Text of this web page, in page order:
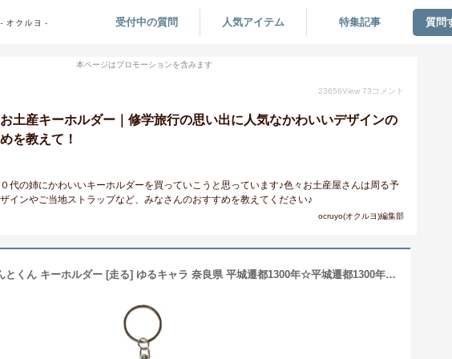
受付中の質問 人気アイテム 特集記事 質問
本ページはプロモーションを含みます
23656View 73 コメント
土産キーホルダー｜修学旅行の思い出に人気なかわいいデザインの
を教えて！
代の姉にかわいいキーホルダーを買っていこうと思っています♪色々お土産屋さんは周る予
インやご当地ストラップなど、みなさんのおすすめを教えてください♪
ocruyo(オクルヨ)編集部
【メール便可】せんとくん キーホルダー [走る] ゆるキャラ 奈良県 平城遷都1300年☆平城遷都1300年記念事業公認品☆